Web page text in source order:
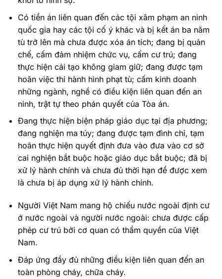
Có tiền án liên quan đến các tội xâm phạm an ninh
quốc gia hay các tội cố ý khác và bị kết án ba năm
tù trở lên mà chưa được xóa án tích; đang bị quản
chế, cấm đảm nhiệm chức vụ, cấm cư trú; đang
thực hiện cải tạo không giam giữ; đang được tạm
hoãn việc thi hành hình phạt tù; cấm kinh doanh
những ngành, nghề có điều kiện liên quan đến an
ninh, trật tự theo phán quyết của Tòa án.
Đang thực hiện biện pháp giáo dục tại địa phương;
đang nghiện ma túy; đang được tạm đình chỉ, tạm
hoãn thực hiện quyết định đưa vào đưa vào cơ sở
cai nghiện bắt buộc hoặc giáo dục bắt buộc; đã bị
xử lý hành chính và chưa đủ thời hạn để được xem
là chưa bị áp dụng xử lý hành chính.
Người Việt Nam mang hộ chiếu nước ngoài định cư
ở nước ngoài và người nước ngoài: chưa được cấp
phép cư trú bởi cơ quan có thẩm quyền của Việt
Nam.
Đáp ứng đầy đủ những điều kiện liên quan đến an
toàn phòng cháy, chữa cháy.